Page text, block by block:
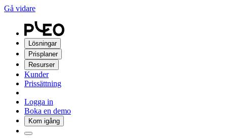
Gå vidare
Lösningar
Prisplaner
Resurser
Kunder
Prissättning
Logga in
Boka en demo
Kom igång